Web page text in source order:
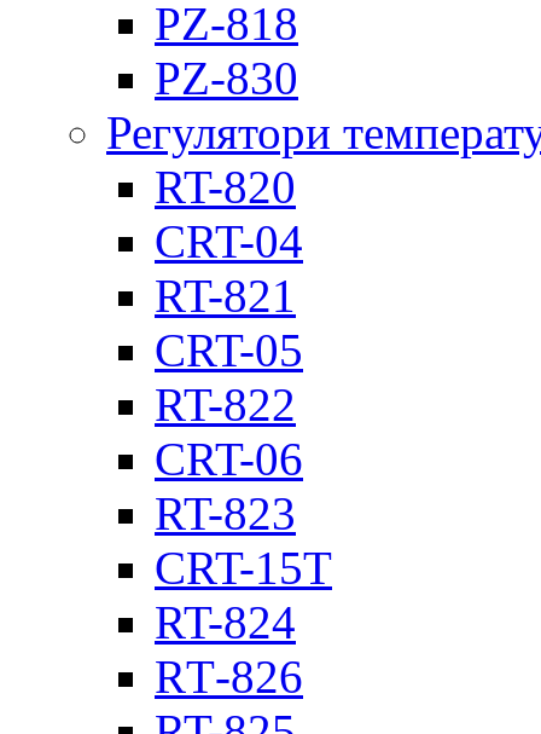
PZ-818
PZ-830
Регулятори
RT-820
CRT-04
RT-821
CRT-05
RT-822
CRT-06
RT-823
CRT-15T
RT-824
RТ-826